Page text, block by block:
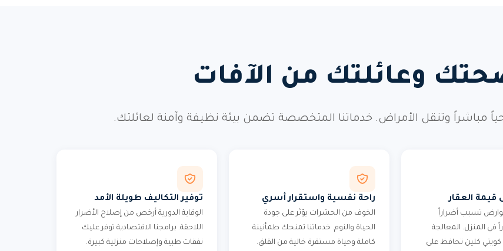
وعائلتك من الآفات
وتنقل الأمراض. خدماتنا المتخصصة تضمن بيئة نظيفة وآمنة لعائلتك.
قيمة العقار
تسبب أضراراً
في المنزل. المعالجة
كلين تحافظ على
راحة نفسية واستقرار أسري
الخوف من الحشرات يؤثر على جودة
الحياة والنوم. خدماتنا تمنحك طمأنينة
كاملة وحياة مستقرة خالية من القلق.
توفير التكاليف طويلة الأمد
الوقاية الدورية أرخص من إصلاح الأضرار
اللاحقة. برامجنا الاقتصادية توفر عليك
نفقات طبية وإصلاحات منزلية كبيرة.